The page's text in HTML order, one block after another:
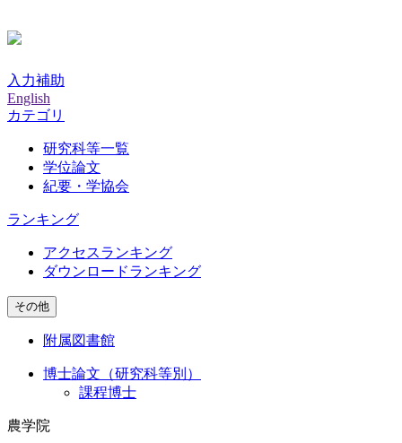
入力補助
English
カテゴリ
研究科等一覧
学位論文
紀要・学協会
ランキング
アクセスランキング
ダウンロードランキング
その他
附属図書館
博士論文（研究科等別）
課程博士
農学院